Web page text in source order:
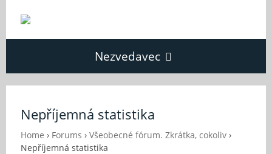
Nezvedavec
Fórum
Nepříjemná statistika
Home › Forums › Všeobecné fórum. Zkrátka, cokoliv ›
Nepříjemná statistika